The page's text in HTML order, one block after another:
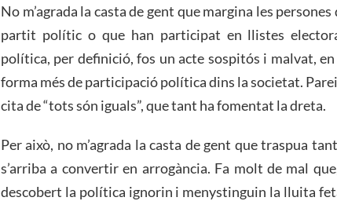
No m’agrada la casta de gent que margina les
partit polític o que han participat en llistes
política, per definició, fos un acte sospitós i malvat, en
forma més de participació política dins la societat.
cita de “tots són iguals”, que tant ha fomentat la dreta.
Per això, no m’agrada la casta de gent que traspua
s’arriba a convertir en arrogància. Fa molt de mal
descobert la política ignorin i menystinguin la lluita